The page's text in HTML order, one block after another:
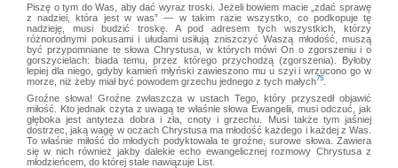
Piszę o tym do Was, aby dać wyraz troski. Jeżeli bowiem macie „zdać sprawę
z nadziei, która jest w was” — w takim razie wszystko, co podkopuje tę
nadzieję, musi budzić troskę. A pod adresem tych wszystkich, którzy
różnorodnymi pokusami i ułudami usiłują zniszczyć Waszą młodość, muszą
być przypomniane te słowa Chrystusa, w których mówi On o zgorszeniu i o
gorszycielach: biada temu, przez którego przychodzą (zgorszenia). Byłoby
lepiej dla niego, gdyby kamień młyński zawieszono mu u szyi i wrzucono go w
morze, niż żeby miał być powodem grzechu jednego z tych małych75
Groźne słowa! Groźne zwłaszcza w ustach Tego, który przyszedł objawić
miłość. Kto jednak czyta z uwagą te właśnie słowa Ewangelii, musi odczuć, jak
głęboka jest antyteza dobra i zła, cnoty i grzechu. Musi także tym jaśniej
dostrzec, jaką wagę w oczach Chrystusa ma młodość każdego i każdej z Was.
To właśnie miłość do młodych podyktowała te groźne, surowe słowa. Zawiera
się w nich również jakby dalekie echo ewangelicznej rozmowy Chrystusa z
młodzieńcem, do której stale nawiązuje List.